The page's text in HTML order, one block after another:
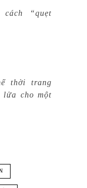
“quẹt
thời trang
lửa cho một